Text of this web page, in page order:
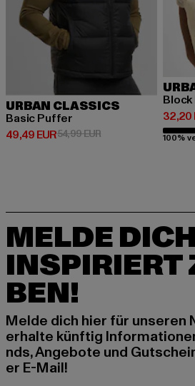
URBAN CLASSICS
Basic Puffer
49,49 EUR
Derzeitiger Preis: 49,49 EUR
54,99 EURAktionspreis: 54,99
32,20
100%
MELDE
INSPIRIERT
BEN!
Melde dich hier für unseren
erhalte künftig
nds, Angebote und
er E-Mail!